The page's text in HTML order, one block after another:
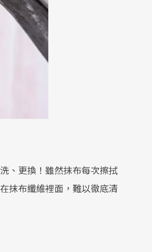
、更換！雖然抹布每次擦拭
抹布纖維裡面，難以徹底清